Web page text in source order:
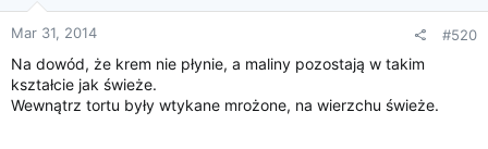
Mar 31, 2014 #520
Na dowód, że krem nie płynie, a maliny pozostają w takim
kształcie jak świeże.
Wewnątrz tortu były wtykane mrożone, na wierzchu świeże.